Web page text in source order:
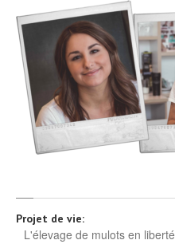
Projet de vie:
L'élevage de mulots en liberté